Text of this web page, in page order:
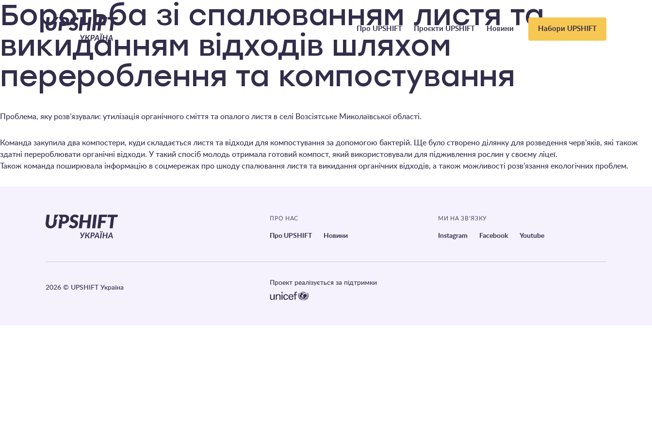
Upshift
–
Україна
Головне
меню
Про UPSHIFT Проєкти UPSHIFT Новини Набори UPSHIFT
Боротьба зі спалюванням листя та
викиданням відходів шляхом
перероблення та компостування
Проблема, яку розв’язували: утилізація органічного сміття та опалого листя в селі Возсіятське Миколаївської області.
Команда закупила два компостери, куди складається листя та відходи для компостування за допомогою бактерій. Ще було створено ділянку для розведення черв’яків, які також
здатні перероблювати органічні відходи. У такий спосіб молодь отримала готовий компост, який використовували для підживлення рослин у своєму ліцеї.
Також команда поширювала інформацію в соцмережах про шкоду спалювання листя та викидання органічних відходів, а також можливості розв’язання екологічних проблем.
ПРО НАС
Про UPSHIFT Новини
МИ НА ЗВ’ЯЗКУ
Instagram Facebook Youtube
2026 © UPSHIFT Україна
Проект реалізується за підтримки